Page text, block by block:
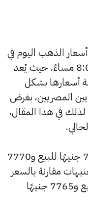
الذهب اليوم في
مصر الجمعة 27 مارس الساعة 8:05 مساءً. حيث يُعد
أسعارها بشكل
المصريين، بغرض
في هذا المقال،
ارتفع سعر عيار 24 ليصل إلى 7850 جنيهًا للبيع و7770
للشراء، بعد زيادة بقيمة 5 جنيهات مقارنة بالسعر
السابق الذي بلغ 7845 جنيهًا للبيع و7765 جنيهًا